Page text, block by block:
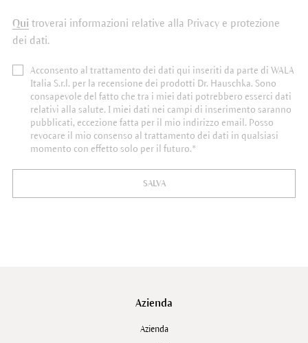
Qui troverai informazioni relative alla Privacy e protezione
dei dati.
Acconsento al trattamento dei dati qui inseriti da parte di WALA
Italia S.r.l. per la recensione dei prodotti Dr. Hauschka. Sono
consapevole del fatto che tra i miei dati potrebbero esserci dati
relativi alla salute. I miei dati nei campi di inserimento saranno
pubblicati, eccezione fatta per il mio indirizzo email. Posso
revocare il mio consenso al trattamento dei dati in qualsiasi
momento con effetto solo per il futuro.*
SALVA
Azienda
Azienda